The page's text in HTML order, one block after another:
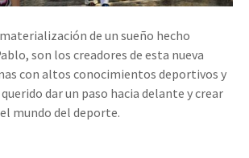
de un sueño hecho
son los creadores de esta nueva
con altos conocimientos deportivos y
dar un paso hacia delante y crear
mundo del deporte.